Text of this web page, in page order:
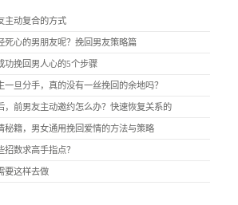
主动复合的方式
死心的男朋友呢？挽回男友策略篇
功挽回男人心的5个步骤
一旦分手，真的没有一丝挽回的余地吗？
，前男友主动邀约怎么办？快速恢复关系的
秘籍，男女通用挽回爱情的方法与策略
数求高手指点？
要这样去做